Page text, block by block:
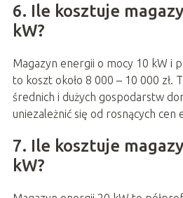
6. Ile kosztuje
kW?
Magazyn energii o mocy 10 kW i
to koszt około 8 000 – 10 000 zł.
średnich i dużych gospodarstw
uniezależnić się od rosnących cen
7. Ile kosztuje
kW?